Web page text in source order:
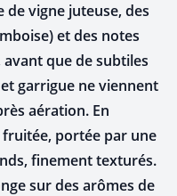
de vigne juteuse, des
et des notes
avant que de subtiles
garrigue ne viennent
aération. En
fruitée, portée par une
finement texturés.
sur des arômes de